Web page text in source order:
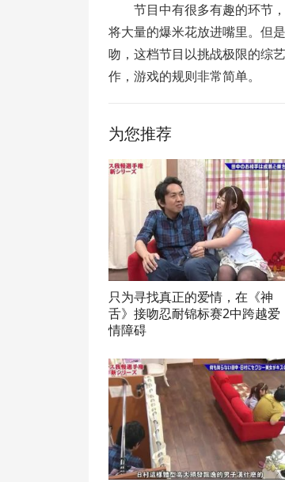
节目中有很多有趣的环节
将大量的爆米花放进嘴里。但
吻，这档节目以挑战极限的综
作，游戏的规则非常简单。
为您推荐
只为寻找真正的爱情，在《神
舌》接吻忍耐锦标赛2中跨越爱
情障碍